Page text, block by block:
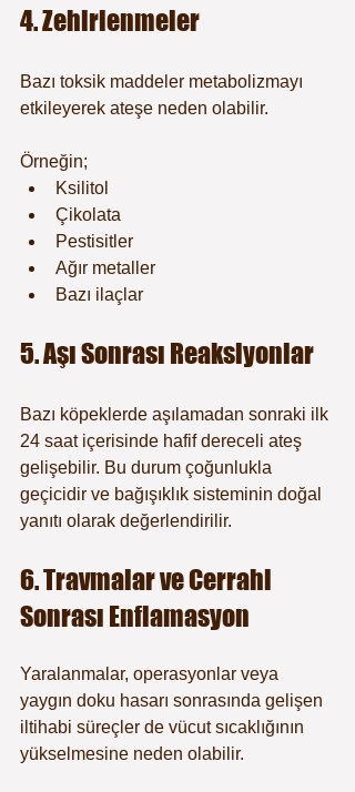
4. Zehirlenmeler
Bazı toksik maddeler metabolizmayı
etkileyerek ateşe neden olabilir.
Örneğin;
Ksilitol
Çikolata
Pestisitler
Ağır metaller
Bazı ilaçlar
5. Aşı Sonrası Reaksiyonlar
Bazı köpeklerde aşılamadan sonraki ilk
24 saat içerisinde hafif dereceli ateş
gelişebilir. Bu durum çoğunlukla
geçicidir ve bağışıklık sisteminin doğal
yanıtı olarak değerlendirilir.
6. Travmalar ve Cerrahi
Sonrası Enflamasyon
Yaralanmalar, operasyonlar veya
yaygın doku hasarı sonrasında gelişen
iltihabi süreçler de vücut sıcaklığının
yükselmesine neden olabilir.